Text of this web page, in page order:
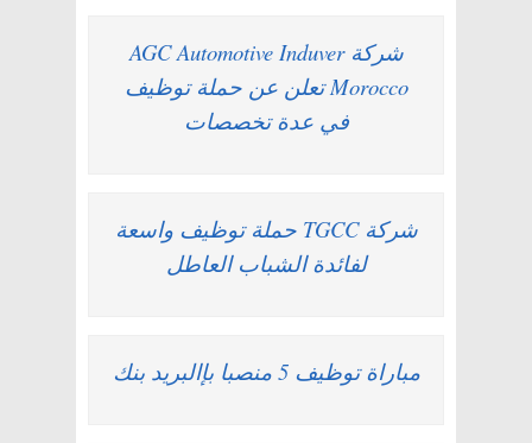
شركة AGC Automotive Induver
Morocco تعلن عن حملة توظيف
في عدة تخصصات
شركة TGCC حملة توظيف واسعة
لفائدة الشباب العاطل
مباراة توظيف 5 منصبا بإالبريد بنك